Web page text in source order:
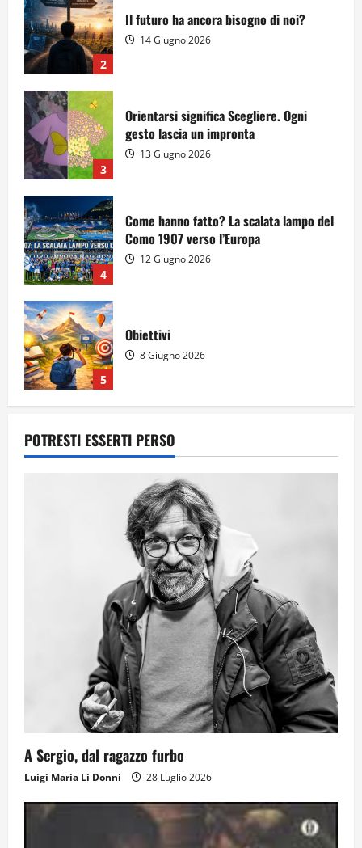
2
Il futuro ha ancora bisogno di noi?
14 Giugno 2026
3
Orientarsi significa Scegliere. Ogni
gesto lascia un impronta
13 Giugno 2026
4
Come hanno fatto? La scalata lampo del
Como 1907 verso l’Europa
12 Giugno 2026
5
Obiettivi
8 Giugno 2026
Majorana-Maitani al Festival
dell’Innovazione Scolastica
23 Giugno 2026
Il futuro ha ancora bisogno di noi?
14 Giugno 2026
3
Orientarsi significa Scegliere. Ogni
gesto lascia un impronta
13 Giugno 2026
4
Come hanno fatto? La scalata lampo del
Como 1907 verso l’Europa
12 Giugno 2026
POTRESTI ESSERTI PERSO
A Sergio, dal ragazzo furbo
Luigi Maria Li Donni 28 Luglio 2026